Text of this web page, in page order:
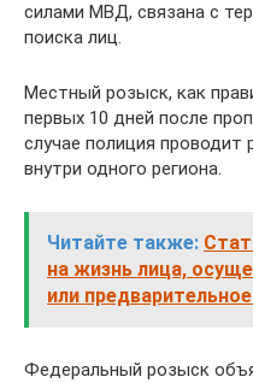
силами МВД, связана с
поиска лиц.
Местный розыск, как
первых 10 дней после
случае полиция
внутри одного региона.
Читайте также:
на жизнь лица,
или
Федеральный розыск